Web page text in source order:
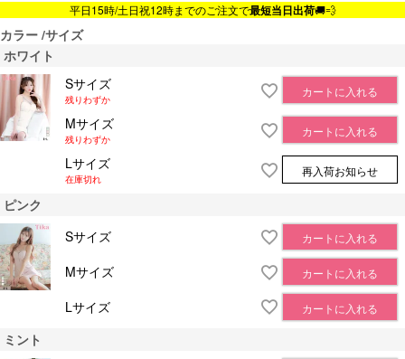
平日15時/土日祝12時までのご注文で最短当日出荷🚚💨
カラー サイズ
ホワイト
Sサイズ
残りわずか
カートに入れる
Mサイズ
残りわずか
カートに入れる
Lサイズ
在庫切れ
再入荷お知らせ
ピンク
Sサイズ
カートに入れる
Mサイズ カートに入れる
Lサイズ カートに入れる
ミント